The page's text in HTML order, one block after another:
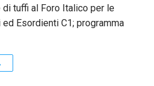
tuffi al Foro Italico per le
Esordienti C1; programma